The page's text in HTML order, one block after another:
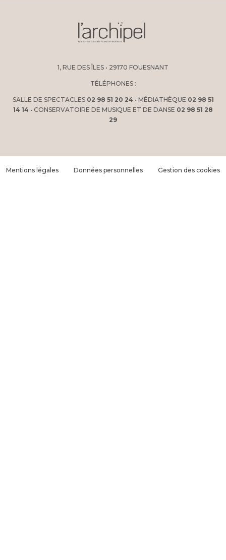
1, RUE DES ÎLES • 29170 FOUESNANT
TÉLÉPHONES :
SALLE DE SPECTACLES 02 98 51 20 24 • MÉDIATHÈQUE 02 98 51
14 14 • CONSERVATOIRE DE MUSIQUE ET DE DANSE 02 98 51 28
29
Mentions légales Données personnelles Gestion des cookies